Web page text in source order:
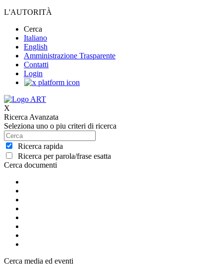
L'AUTORITÀ
Cerca
Italiano
English
Amministrazione Trasparente
Contatti
Login
X
Ricerca Avanzata
Seleziona uno o piu criteri di ricerca
Ricerca rapida
Ricerca per parola/frase esatta
Cerca documenti
Cerca media ed eventi